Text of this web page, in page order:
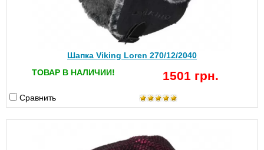
Шапка Viking Loren 270/12/2040
ТОВАР В НАЛИЧИИ!
1501 грн.
Сравнить